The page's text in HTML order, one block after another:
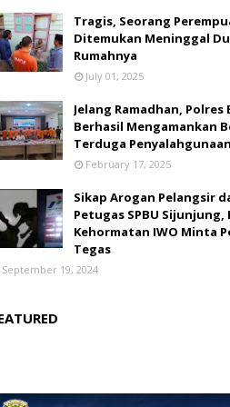
Tragis, Seorang
Ditemukan Meninggal
Rumahnya
July 01, 2025
Jelang Ramadhan,
Berhasil Mengamankan
Terduga
February 17, 2025
Sikap Arogan Pelangsir
Petugas SPBU Sijunjung,
Kehormatan IWO Minta
Tegas
September 19, 2024